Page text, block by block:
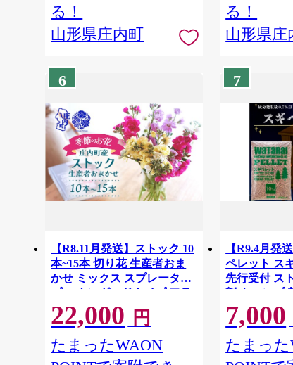
る！
山形県庄内町
る！
山形県庄
6
【R8.11月発送】ストック 10
本~15本 切り花 生産者おま
かせ ミックス スプレータイ
プ スタンダードタイプ アラ
セイトウ 生花 花束 国産 庄
内町フラワーラボ
22,000 円
たまったWAON
7
【R9.4月発
ペレット ス
先行受付 ス
剤 キャンプ
トのトイレ
気 高品質
7,000
たまった